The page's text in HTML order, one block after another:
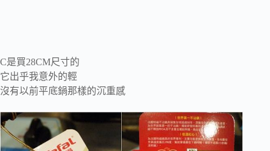
C是買28CM尺寸的
它出乎我意外的輕
沒有以前平底鍋那樣的沉重感